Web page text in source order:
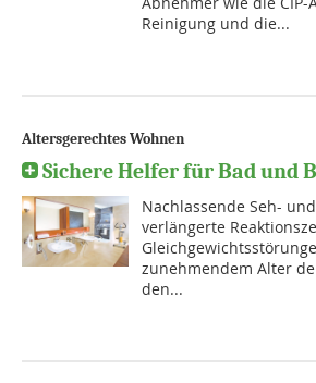
Reinigung und die...
Altersgerechtes Wohnen
Sichere Helfer für Bad und
Nachlassende Seh-
verlängerte
zunehmendem Alter
den...